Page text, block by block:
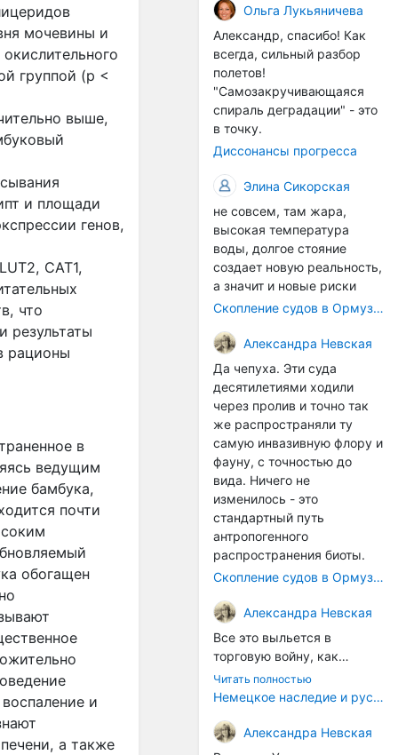
мочевины и
группой (p <
выше,
и площади
генов,
CAT1,
что
результаты
рационы
в
ведущим
бамбука,
почти
обогащен
и
а также
организмы, и потом они
могут быть перенесены в
другие регионы. Поэтому
проблема вполне реальная
— просто я бы говорила не
о неизбежной катастрофе,
а о повышенном риске,
который нельзя
игнорировать. А так да 👍
Ольга Лукьяничева
Александр, спасибо! Как
всегда, сильный разбор
полетов!
"Самозакручивающаяся
спираль деградации" - это
в точку.
Диссонансы прогресса
Элина Сикорская
не совсем, там жара,
высокая температура
воды, долгое стояние
создает новую реальность,
а значит и новые риски
Скопление судов в Ормузском проливе грозит катастрофическим распространением инвазивных видов
Александра Невская
Да чепуха. Эти суда
десятилетиями ходили
через пролив и точно так
же распространяли ту
самую инвазивную флору и
фауну, с точностью до
вида. Ничего не
изменилось - это
стандартный путь
антропогенного
распространения биоты.
Скопление судов в Ормузском проливе грозит катастрофическим распространением инвазивных видов
Александра Невская
Все это выльется в
торговую войну, как
печально известная война
за Адыгейский сыр. Собаки
Когда региональный
продукт начнут делать
Читать полностью
Немецкое наследие и русский характер: история колбасного дела в Российской империи
Александра Невская